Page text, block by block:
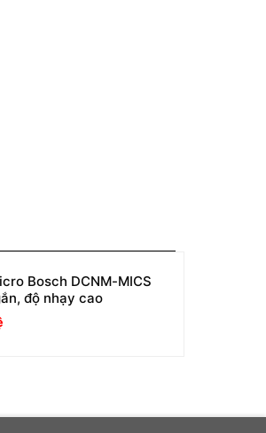
Bosch DCNM-MICS
độ nhạy cao